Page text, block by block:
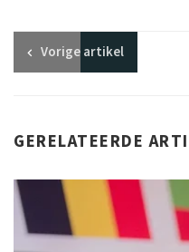
Vorigeartikel
GERELATEERDE